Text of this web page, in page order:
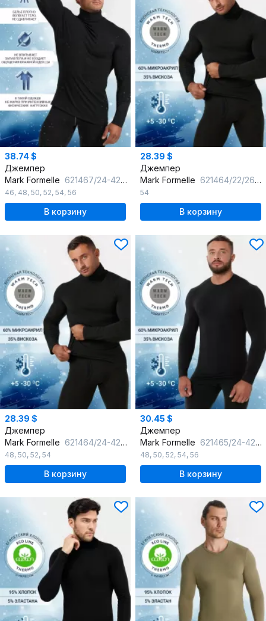
38.74 $
Джемпер
Mark Formelle 621467/24-4247Ц-12 антрацит
46, 48, 50, 52, 54, 56
В корзину
28.39 $
Джемпер
Mark Formelle 621464/22/2646Ц-20 черный
54
В корзину
28.39 $
Джемпер
Mark Formelle 621464/24-4249Ц-20 черный
48, 50, 52, 54
В корзину
30.45 $
Джемпер
Mark Formelle 621465/24-4243Ц-20 черный
48, 50, 52, 54, 56
В корзину